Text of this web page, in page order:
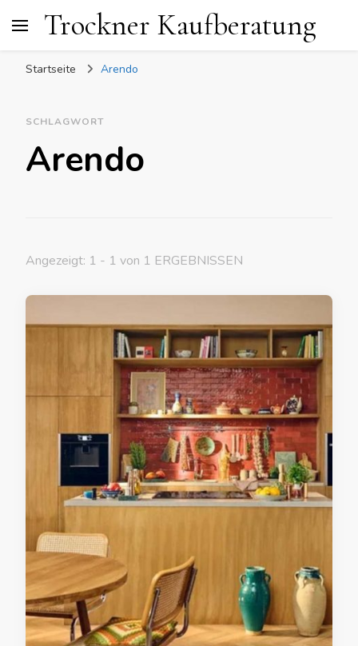
Trockner Kaufberatung
Startseite Arendo
SCHLAGWORT
Arendo
Angezeigt: 1 - 1 von 1 ERGEBNISSEN